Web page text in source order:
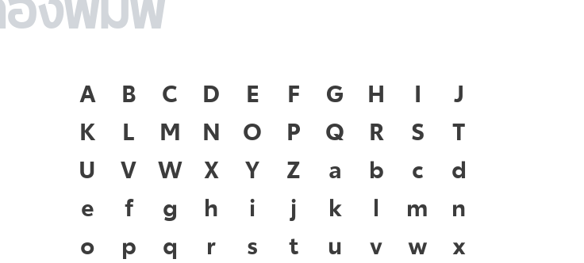
A B C D E F G H I
J
K
L M N O P Q R S
T
U
V W X Y Z a b c
d
e
f g h i j k l m
n
o
p q r s t u v w
x
ภาษา คือ เครื่องมือสำคัญที่ทำให้ความเป็น
ชาติดำรงอยู่ได้ ภาษา คือ สะพานเชื่อมตัวตน
ของชนชาติ จากอดีตสู่ปัจจุบัน ตัวพิมพ์ คือ
เครื่องมือสำคัญที่ทำให้ภาษาดำรงอยู่ได้ แบบ
ตัวพิมพ์ที่พัฒนาทันกระแสการเปลี่ยนแปลง